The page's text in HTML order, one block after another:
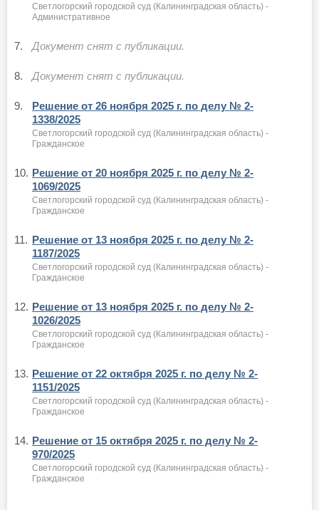
Светлогорский городской суд (Калининградская область) -
Административное
7. Документ снят с публикации.
8. Документ снят с публикации.
9.
Решение от 26 ноября 2025 г. по делу № 2-
1338/2025
Светлогорский городской суд (Калининградская область) -
Гражданское
10. Решение от 20 ноября 2025 г. по делу № 2-
1069/2025
Светлогорский городской суд (Калининградская область) -
Гражданское
11. Решение от 13 ноября 2025 г. по делу № 2-
1187/2025
Светлогорский городской суд (Калининградская область) -
Гражданское
12. Решение от 13 ноября 2025 г. по делу № 2-
1026/2025
Светлогорский городской суд (Калининградская область) -
Гражданское
13. Решение от 22 октября 2025 г. по делу № 2-
1151/2025
Светлогорский городской суд (Калининградская область) -
Гражданское
14. Решение от 15 октября 2025 г. по делу № 2-
970/2025
Светлогорский городской суд (Калининградская область) -
Гражданское